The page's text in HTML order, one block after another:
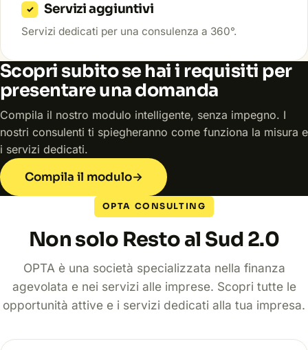
✓ Servizi aggiuntivi
Servizi dedicati per una consulenza a 360°.
Scopri subito se hai i requisiti per
presentare una domanda
Compila il nostro modulo intelligente, senza impegno. I
nostri consulenti ti spiegheranno come funziona la misura e
i servizi dedicati.
Compila il modulo→
OPTA CONSULTING
Non solo Resto al Sud 2.0
OPTA è una società specializzata nella finanza
agevolata e nei servizi alle imprese. Scopri tutte le
opportunità attive e i servizi dedicati alla tua impresa.